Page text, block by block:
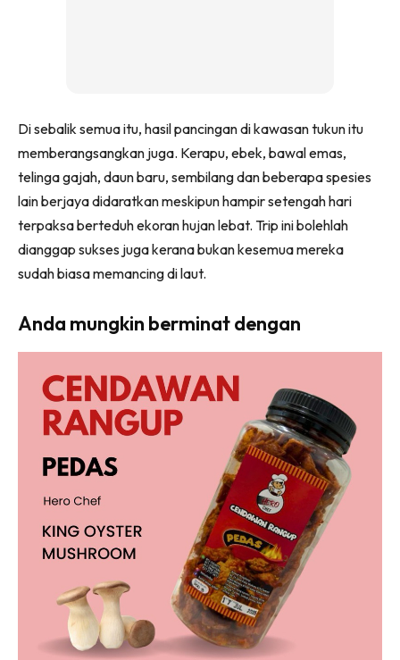
Di sebalik semua itu, hasil pancingan di kawasan tukun itu
memberangsangkan juga. Kerapu, ebek, bawal emas,
telinga gajah, daun baru, sembilang dan beberapa spesies
lain berjaya didaratkan meskipun hampir setengah hari
terpaksa berteduh ekoran hujan lebat. Trip ini bolehlah
dianggap sukses juga kerana bukan kesemua mereka
sudah biasa memancing di laut.
Anda mungkin berminat dengan